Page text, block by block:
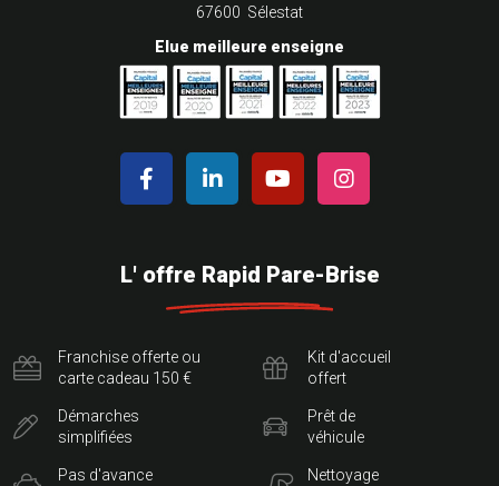
67600 Sélestat
Elue meilleure enseigne
L' offre Rapid Pare-Brise
Franchise offerte ou
carte cadeau 150 €
Démarches
simplifiées
Pas d'avance
Kit d'accueil
offert
Prêt de
véhicule
Nettoyage